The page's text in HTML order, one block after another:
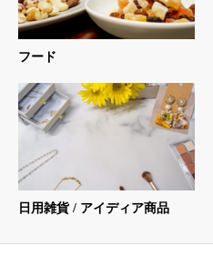
フード
日用雑貨 / アイディア商品